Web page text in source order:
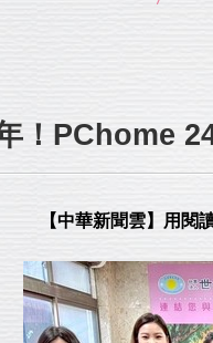
！PChome
【中華新聞雲】用